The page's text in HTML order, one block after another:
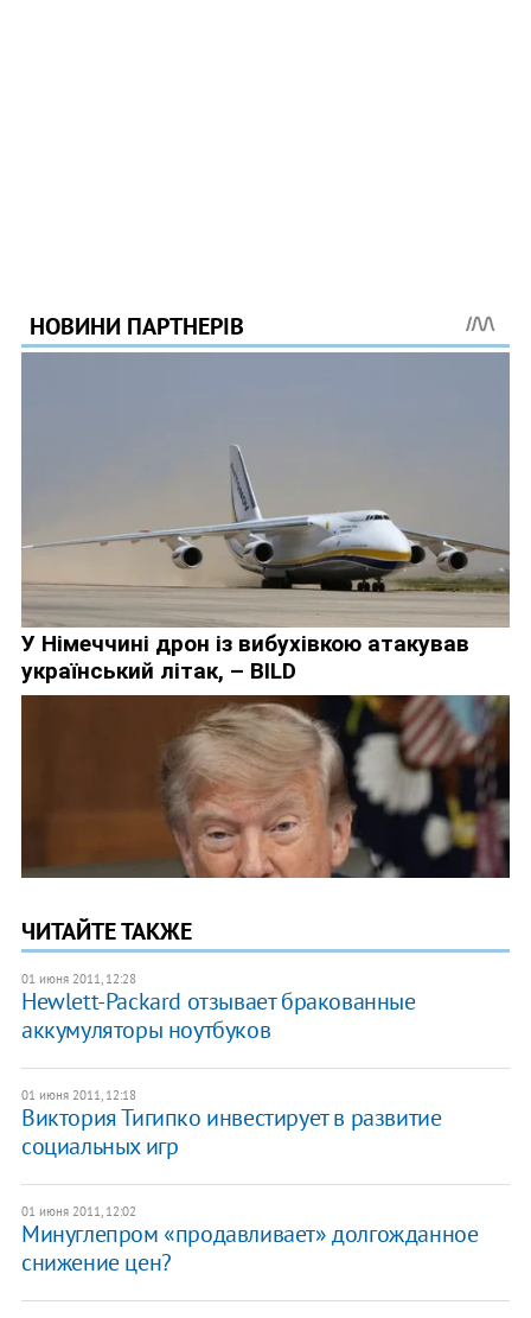
ЧИТАЙТЕ ТАКЖЕ
01 июня 2011, 12:28
Hewlett-Packard отзывает бракованные
аккумуляторы ноутбуков
01 июня 2011, 12:18
​Виктория Тигипко инвестирует в развитие
социальных игр
01 июня 2011, 12:02
​Минуглепром «продавливает» долгожданное
снижение цен?